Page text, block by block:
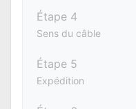
Étape 4
Sens du câble
Étape 5
Expédition